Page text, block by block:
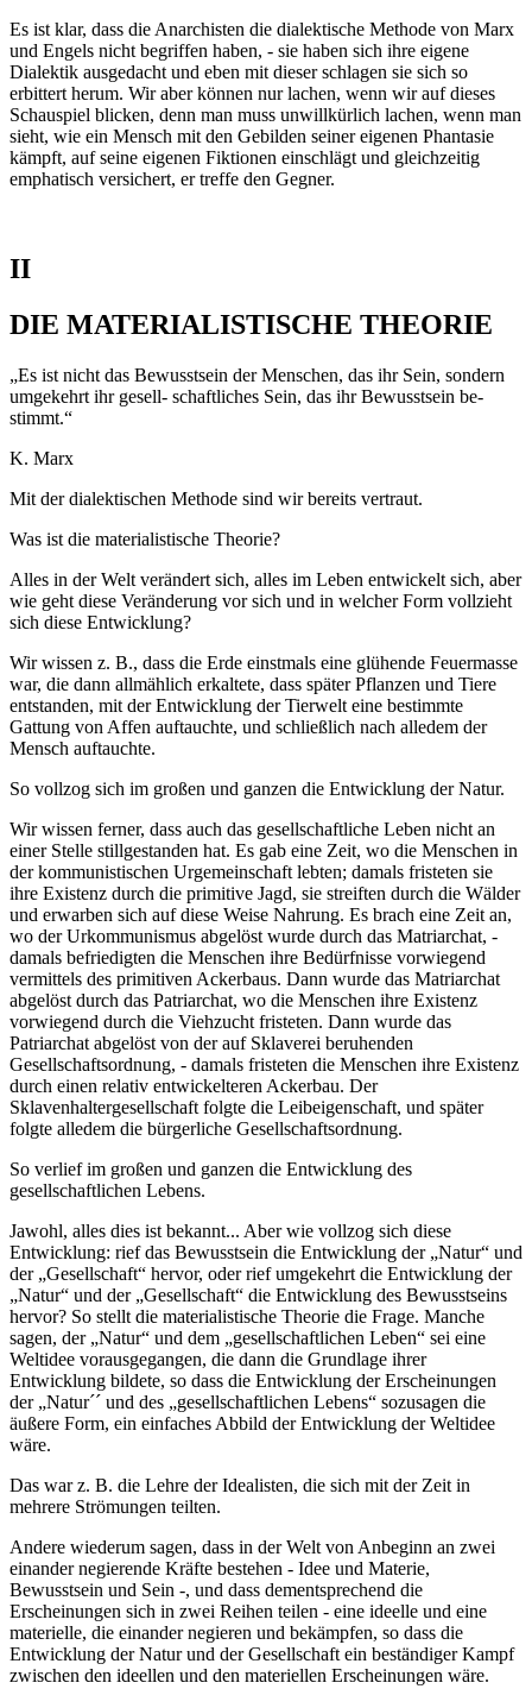
Es ist klar, dass die Anarchisten die dialektische Methode von Marx
und Engels nicht begriffen haben, - sie haben sich ihre eigene
Dialektik ausgedacht und eben mit dieser schlagen sie sich so
erbittert herum. Wir aber können nur lachen, wenn wir auf dieses
Schauspiel blicken, denn man muss unwillkürlich lachen, wenn man
sieht, wie ein Mensch mit den Gebilden seiner eigenen Phantasie
kämpft, auf seine eigenen Fiktionen einschlägt und gleichzeitig
emphatisch versichert, er treffe den Gegner.
II
DIE MATERIALISTISCHE THEORIE
„Es ist nicht das Bewusstsein der Menschen, das ihr Sein, sondern
umgekehrt ihr gesell- schaftliches Sein, das ihr Bewusstsein be-
stimmt.“
K. Marx
Mit der dialektischen Methode sind wir bereits vertraut.
Was ist die materialistische Theorie?
Alles in der Welt verändert sich, alles im Leben entwickelt sich, aber
wie geht diese Veränderung vor sich und in welcher Form vollzieht
sich diese Entwicklung?
Wir wissen z. B., dass die Erde einstmals eine glühende Feuermasse
war, die dann allmählich erkaltete, dass später Pflanzen und Tiere
entstanden, mit der Entwicklung der Tierwelt eine bestimmte
Gattung von Affen auftauchte, und schließlich nach alledem der
Mensch auftauchte.
So vollzog sich im großen und ganzen die Entwicklung der Natur.
Wir wissen ferner, dass auch das gesellschaftliche Leben nicht an
einer Stelle stillgestanden hat. Es gab eine Zeit, wo die Menschen in
der kommunistischen Urgemeinschaft lebten; damals fristeten sie
ihre Existenz durch die primitive Jagd, sie streiften durch die Wälder
und erwarben sich auf diese Weise Nahrung. Es brach eine Zeit an,
wo der Urkommunismus abgelöst wurde durch das Matriarchat, -
damals befriedigten die Menschen ihre Bedürfnisse vorwiegend
vermittels des primitiven Ackerbaus. Dann wurde das Matriarchat
abgelöst durch das Patriarchat, wo die Menschen ihre Existenz
vorwiegend durch die Viehzucht fristeten. Dann wurde das
Patriarchat abgelöst von der auf Sklaverei beruhenden
Gesellschaftsordnung, - damals fristeten die Menschen ihre Existenz
durch einen relativ entwickelteren Ackerbau. Der
Sklavenhaltergesellschaft folgte die Leibeigenschaft, und später
folgte alledem die bürgerliche Gesellschaftsordnung.
So verlief im großen und ganzen die Entwicklung des
gesellschaftlichen Lebens.
Jawohl, alles dies ist bekannt... Aber wie vollzog sich diese
Entwicklung: rief das Bewusstsein die Entwicklung der „Natur“ und
der „Gesellschaft“ hervor, oder rief umgekehrt die Entwicklung der
„Natur“ und der „Gesellschaft“ die Entwicklung des Bewusstseins
hervor? So stellt die materialistische Theorie die Frage. Manche
sagen, der „Natur“ und dem „gesellschaftlichen Leben“ sei eine
Weltidee vorausgegangen, die dann die Grundlage ihrer
Entwicklung bildete, so dass die Entwicklung der Erscheinungen
der „Natur´´ und des „gesellschaftlichen Lebens“ sozusagen die
äußere Form, ein einfaches Abbild der Entwicklung der Weltidee
wäre.
Das war z. B. die Lehre der Idealisten, die sich mit der Zeit in
mehrere Strömungen teilten.
Andere wiederum sagen, dass in der Welt von Anbeginn an zwei
einander negierende Kräfte bestehen - Idee und Materie,
Bewusstsein und Sein -, und dass dementsprechend die
Erscheinungen sich in zwei Reihen teilen - eine ideelle und eine
materielle, die einander negieren und bekämpfen, so dass die
Entwicklung der Natur und der Gesellschaft ein beständiger Kampf
zwischen den ideellen und den materiellen Erscheinungen wäre.